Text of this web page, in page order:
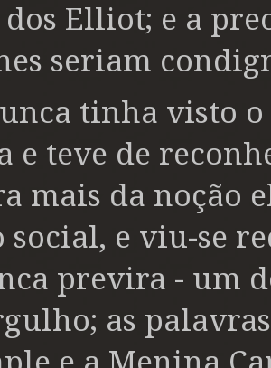
Elliot; e a
seriam
tinha visto
e teve de
mais da noção
social, e viu-se
previra - um
as